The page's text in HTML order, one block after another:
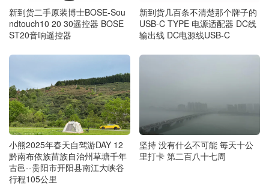
新到货二手原装博士BOSE-Sou
ndtouch10 20 30遥控器 BOSE
ST20音响遥控器
新到货几百条不清楚那个牌子的
USB-C TYPE 电源适配器 DC线
输出线 DC电源线USB-C
小熊2025年春天自驾游DAY 12
黔南布依族苗族自治州草塘千年
古邑--贵阳市开阳县南江大峡谷
行程105公里
坚持 没有什么不可能 毎天十公
里打卡 第二百八十七周